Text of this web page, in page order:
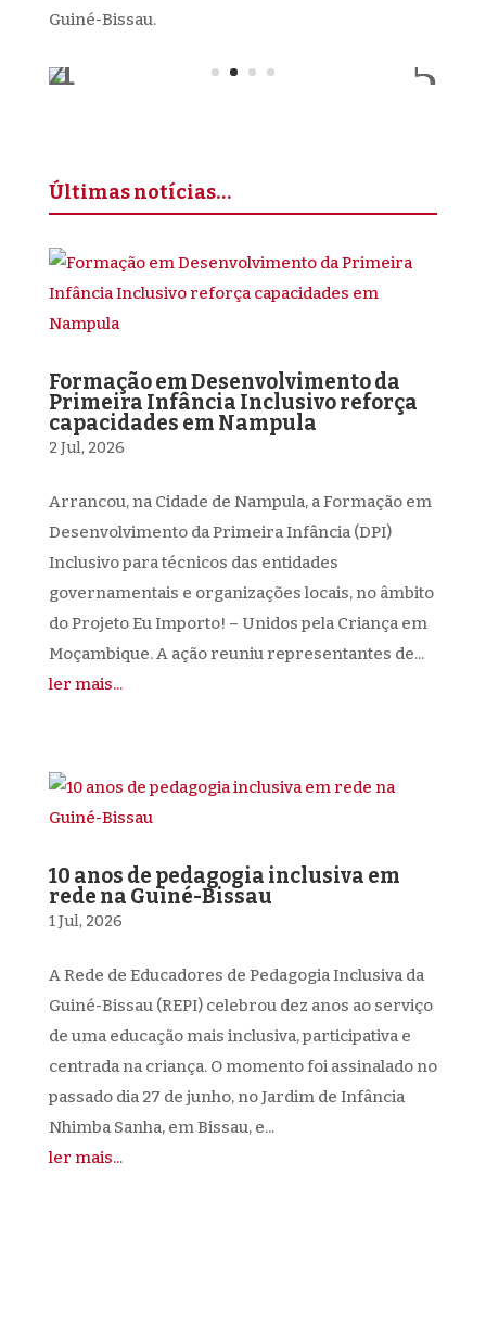
Guiné-Bissau.
Últimas notícias…
Formação em Desenvolvimento da
Primeira Infância Inclusivo reforça
capacidades em Nampula
2 Jul, 2026
Arrancou, na Cidade de Nampula, a Formação em
Desenvolvimento da Primeira Infância (DPI)
Inclusivo para técnicos das entidades
governamentais e organizações locais, no âmbito
do Projeto Eu Importo! – Unidos pela Criança em
Moçambique. A ação reuniu representantes de...
ler mais...
10 anos de pedagogia inclusiva em
rede na Guiné-Bissau
1 Jul, 2026
A Rede de Educadores de Pedagogia Inclusiva da
Guiné-Bissau (REPI) celebrou dez anos ao serviço
de uma educação mais inclusiva, participativa e
centrada na criança. O momento foi assinalado no
passado dia 27 de junho, no Jardim de Infância
Nhimba Sanha, em Bissau, e...
ler mais...